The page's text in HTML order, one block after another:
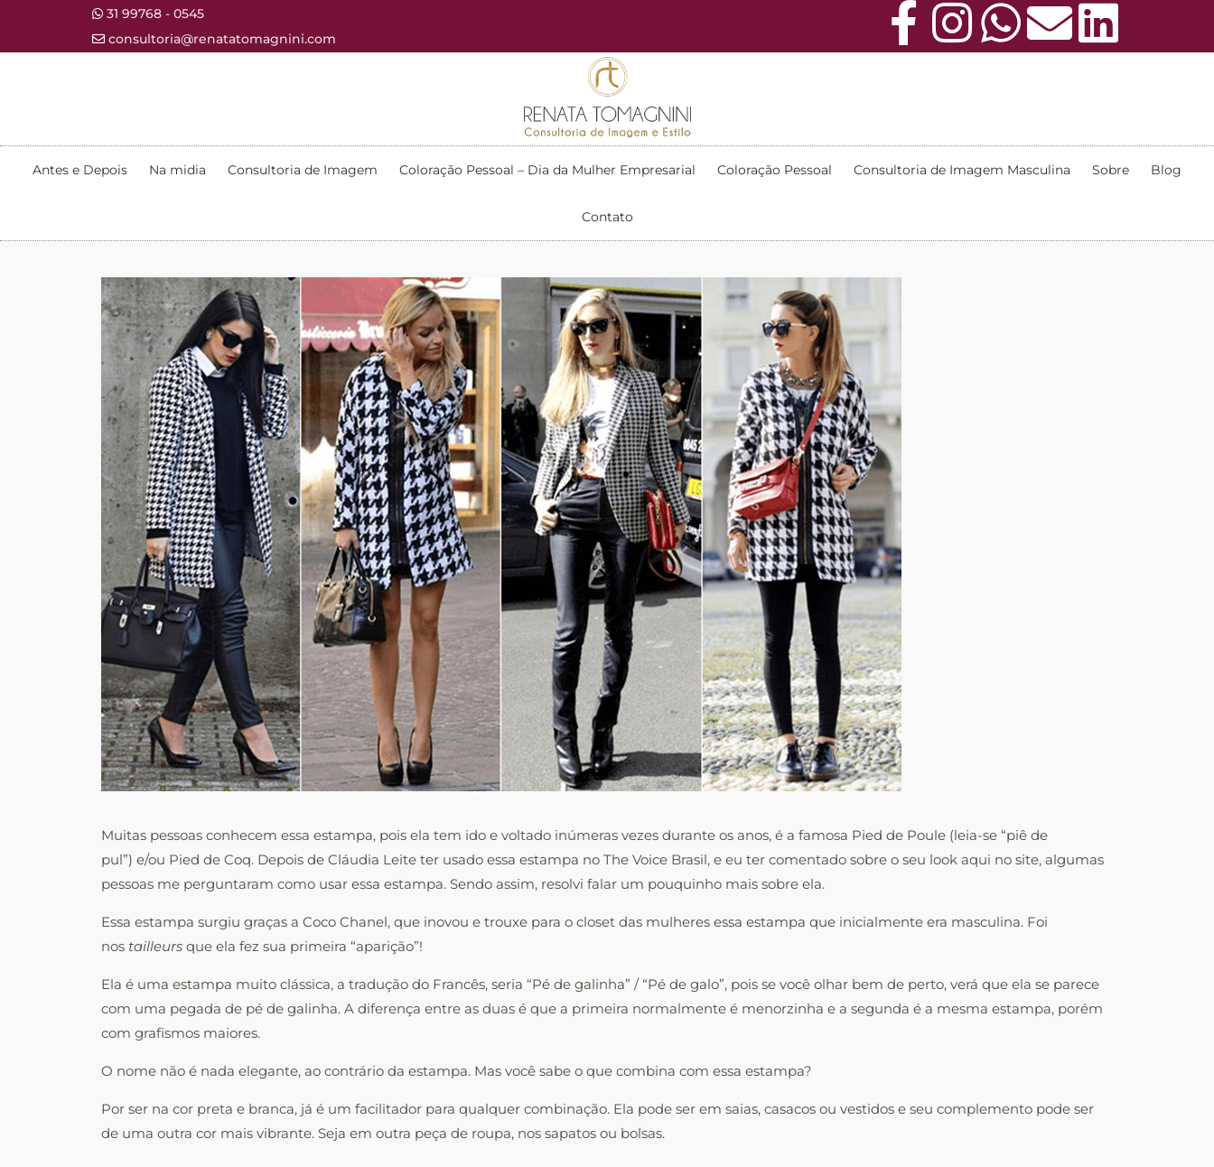
31 99768 - 0545
consultoria@renatatomagnini.com
Antes e Depois Na midia Consultoria de Imagem Coloração Pessoal – Dia da Mulher Empresarial Coloração Pessoal Consultoria de Imagem Masculina Sobre Blog
Contato
Muitas pessoas conhecem essa estampa, pois ela tem ido e voltado inúmeras vezes durante os anos, é a famosa Pied de Poule (leia-se “piê de
pul”) e/ou Pied de Coq. Depois de Cláudia Leite ter usado essa estampa no The Voice Brasil, e eu ter comentado sobre o seu look aqui no site, algumas
pessoas me perguntaram como usar essa estampa. Sendo assim, resolvi falar um pouquinho mais sobre ela.
Essa estampa surgiu graças a Coco Chanel, que inovou e trouxe para o closet das mulheres essa estampa que inicialmente era masculina. Foi
nos tailleurs que ela fez sua primeira “aparição”!
Ela é uma estampa muito clássica, a tradução do Francês, seria “Pé de galinha” / “Pé de galo”, pois se você olhar bem de perto, verá que ela se parece
com uma pegada de pé de galinha. A diferença entre as duas é que a primeira normalmente é menorzinha e a segunda é a mesma estampa, porém
com grafismos maiores.
O nome não é nada elegante, ao contrário da estampa. Mas você sabe o que combina com essa estampa?
Por ser na cor preta e branca, já é um facilitador para qualquer combinação. Ela pode ser em saias, casacos ou vestidos e seu complemento pode ser
de uma outra cor mais vibrante. Seja em outra peça de roupa, nos sapatos ou bolsas.